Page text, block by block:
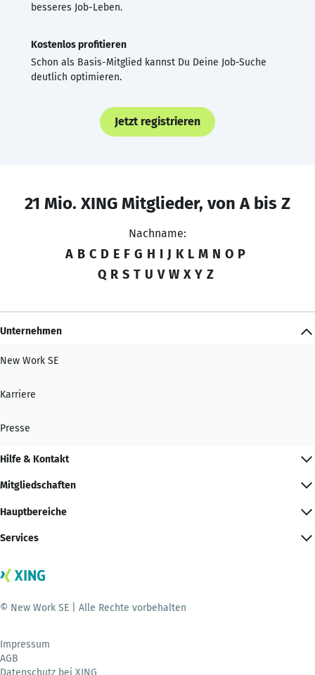
besseres Job-Leben.
Kostenlos profitieren
Schon als Basis-Mitglied kannst Du Deine Job-Suche
deutlich optimieren.
Jetzt registrieren
21 Mio. XING Mitglieder, von A bis Z
Nachname:
A B C D E F G H I J K L M N O P
Q R S T U V W X Y Z
Unternehmen
New Work SE
Karriere
Presse
Hilfe & Kontakt
Mitgliedschaften
Hauptbereiche
Services
© New Work SE | Alle Rechte vorbehalten
Impressum
AGB
Datenschutz bei XING